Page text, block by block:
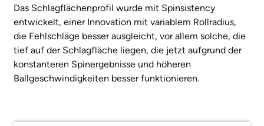
Das Schlagflächenprofil wurde mit Spinsistency
entwickelt, einer Innovation mit variablem Rollradius,
die Fehlschläge besser ausgleicht, vor allem solche, die
tief auf der Schlagfläche liegen, die jetzt aufgrund der
konstanteren Spinergebnisse und höheren
Ballgeschwindigkeiten besser funktionieren.